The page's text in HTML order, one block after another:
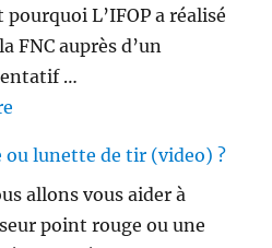
pourquoi L’IFOP a réalisé
FNC auprès d’un
…
ou lunette de tir (video) ?
allons vous aider à
point rouge ou une